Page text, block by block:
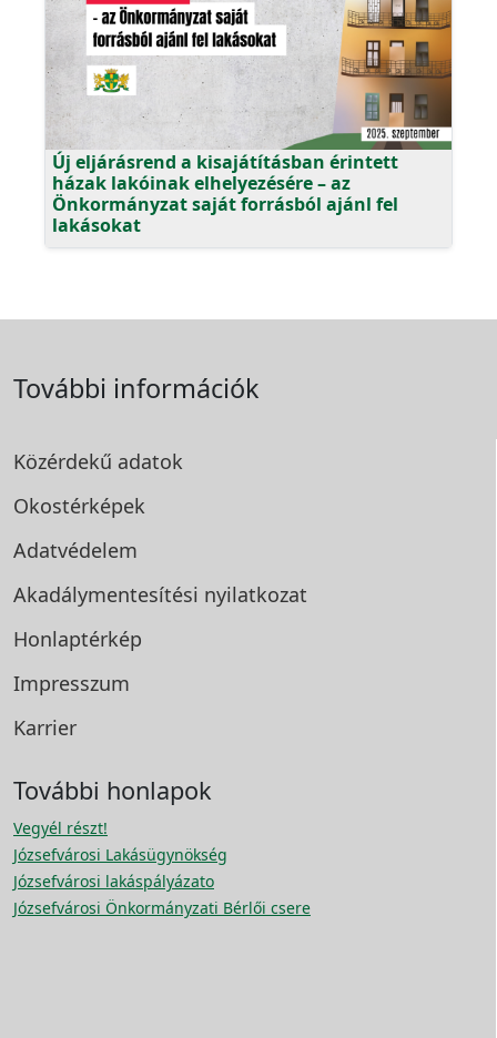
Új eljárásrend a kisajátításban érintett
házak lakóinak elhelyezésére – az
Önkormányzat saját forrásból ajánl fel
lakásokat
További információk
Közérdekű adatok
Okostérképek
Adatvédelem
Akadálymentesítési nyilatkozat
Honlaptérkép
Impresszum
Karrier
További honlapok
Vegyél részt!
Józsefvárosi Lakásügynökség
Józsefvárosi lakáspályázato
Józsefvárosi Önkormányzati Bérlői csere